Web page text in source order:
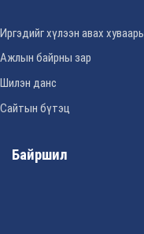
Иргэдийг хүлээн авах хуваарь
Ажлын байрны зар
Шилэн данс
Сайтын бүтэц
Байршил